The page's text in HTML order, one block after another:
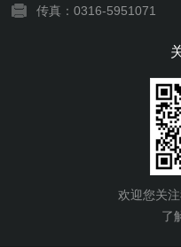
传真：0316-5951071
欢迎您关
了